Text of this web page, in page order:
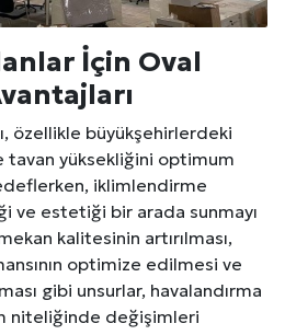
İçin Oval
özellikle büyükşehirlerdeki
tavan yüksekliğini optimum
iklimlendirme
ve estetiği bir arada sunmayı
kalitesinin artırılması,
optimize edilmesi ve
gibi unsurlar, havalandırma
niteliğinde değişimleri